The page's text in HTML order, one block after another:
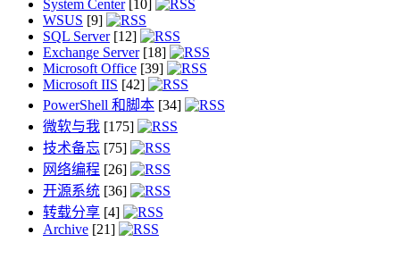
System Center[10]
WSUS [9]
SQL Server[12]
Exchange Server[18]
Microsoft Office [39]
Microsoft IIS [42]
PowerShell 和脚本 [34]
微软与我 [175]
技术备忘 [75]
网络编程 [26]
开源系统 [36]
转载分享 [4]
Archive [21]